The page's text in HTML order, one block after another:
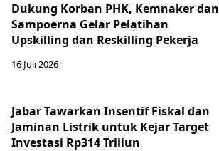
Dukung Korban PHK, Kemnaker dan
Sampoerna Gelar Pelatihan
Upskilling dan Reskilling Pekerja
16 Juli 2026
Jabar Tawarkan Insentif Fiskal dan
Jaminan Listrik untuk Kejar Target
Investasi Rp314 Triliun